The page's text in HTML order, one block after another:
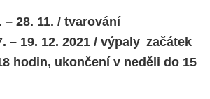
28. 11. / tvarování
– 19. 12. 2021 / výpaly začátek
hodin, ukončení v neděli do 15